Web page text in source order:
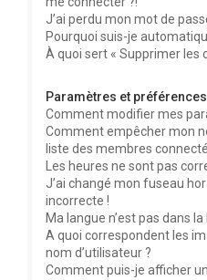
J’ai perdu mon mot de
Pourquoi suis-je
À quoi sert « Supprimer les
Paramètres et
Comment modifier mes
Comment empêcher mon
liste des membres
Les heures ne sont pas
J’ai changé mon fuseau
incorrecte !
Ma langue n’est pas dans la
A quoi correspondent les
nom d’utilisateur ?
Comment puis-je afficher